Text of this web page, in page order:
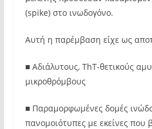
(spike) στο ινωδογόνο.
Αυτή η παρέμβαση είχε ως
■ Αδιάλυτους, ThT-θετικούς
μικροθρόμβους
■ Παραμορφωμένες δομές
πανομοιότυπες με εκείνες που